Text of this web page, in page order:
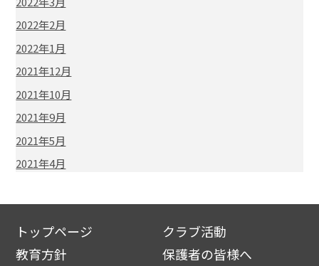
2022年2月
2022年1月
2021年12月
2021年10月
2021年9月
2021年5月
2021年4月
トップページ
教育方針
クラブ活動
保護者の皆様へ